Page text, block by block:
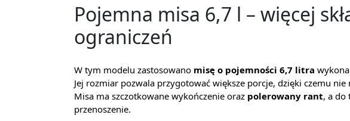
Pojemna misa 6,7 l – więcej
ograniczeń
W tym modelu zastosowano misę o pojemności 6,7 litra
Jej rozmiar pozwala przygotować większe porcje, dzięki czemu
Misa ma szczotkowane wykończenie oraz polerowany rant, a do
przenoszenie.